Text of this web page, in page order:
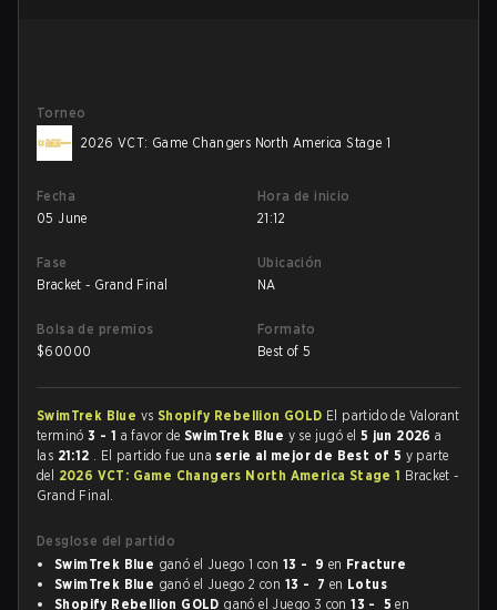
Torneo
2026 VCT: Game Changers North America Stage 1
Fecha
05 June
Hora de inicio
21:12
Fase
Bracket - Grand Final
Ubicación
NA
Bolsa de premios
$60000
Formato
Best of 5
SwimTrek Blue vs Shopify Rebellion GOLD El partido de Valorant
terminó3 - 1 a favor deSwimTrek Blue y se jugó el 5 jun 2026a
las 21:12 . El partido fue una serie al mejor de Best of 5 y parte
del 2026 VCT: Game Changers North America Stage 1 Bracket -
Grand Final.
Desglose del partido
SwimTrek Blue ganó el Juego 1 con 13 - 9 en Fracture
SwimTrek Blue ganó el Juego 2 con 13 - 7 en Lotus
Shopify Rebellion GOLD ganó el Juego 3 con13 - 5 en